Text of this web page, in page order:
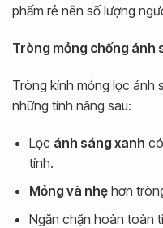
phẩm rẻ nên số lượng
Tròng mỏng chống ánh
Tròng kính mỏng lọc ánh
những tính năng sau:
Lọc ánh sáng xanh
tính.
Mỏng và nhẹhơn
Ngăn chặn hoàn toàn